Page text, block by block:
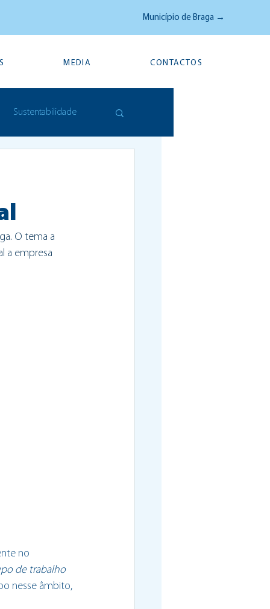
Município de Braga →
MEDIA CONTACTOS
Sustentabilidade
O tema a
a empresa
no
de trabalho
nesse âmbito,